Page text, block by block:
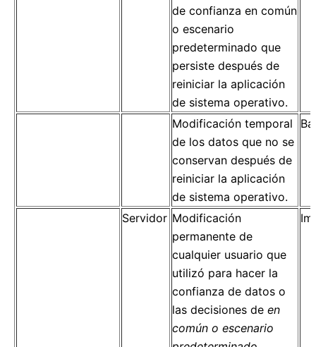
de confianza en común
o escenario
predeterminado que
persiste después de
reiniciar la aplicación
de sistema operativo.
Modificación temporal
de los datos que no se
conservan después de
reiniciar la aplicación
de sistema operativo.
Servidor Modificación
permanente de
cualquier usuario que
utilizó para hacer la
confianza de datos o
las decisiones de en
común o escenario